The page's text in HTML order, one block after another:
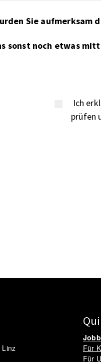
sonst noch etwas
Ich
prüfen
Linz
Für
Für